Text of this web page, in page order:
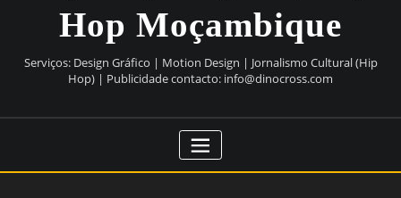
Hop Moçambique
Serviços: Design Gráfico | Motion Design | Jornalismo Cultural (Hip
Hop) | Publicidade contacto: info@dinocross.com